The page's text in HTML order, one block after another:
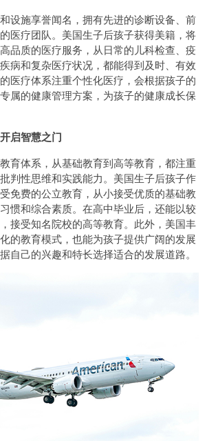
施享誉闻名，拥有先进的诊断设备、前
医疗团队。美国生子后孩子获得美籍，将
品质的医疗服务，从日常的儿科检查、疫
病和复杂医疗状况，都能得到及时、有效
医疗体系注重个性化医疗，会根据孩子的
属的健康管理方案，为孩子的健康成长保
启智慧之门
体系，从基础教育到高等教育，都注重
判性思维和实践能力。美国生子后孩子作
免费的公立教育，从小接受优质的基础教
惯和综合素质。在高中毕业后，还能以较
接受知名院校的高等教育。此外，美国丰
的教育模式，也能为孩子提供广阔的发展
自己的兴趣和特长选择适合的发展道路。